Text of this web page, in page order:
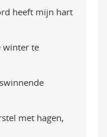
heeft mijn hart
winter te
met hagen,